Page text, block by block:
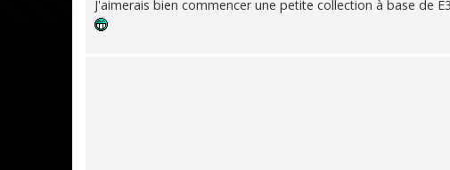
J'aimerais bien commencer une petite collection à base de